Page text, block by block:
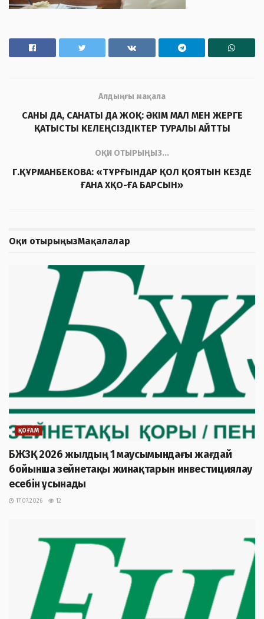
Алдыңғы мақала
САНЫ ДА, САНАТЫ ДА ЖОҚ: ӘКІМ МАЛ МЕН ЖЕРГЕ
ҚАТЫСТЫ КЕЛЕҢСІЗДІКТЕР ТУРАЛЫ АЙТТЫ
ОҚИ ОТЫРЫҢЫЗ...
Г.ҚҰРМАНБЕКОВА: «ТҰРҒЫНДАР ҚОЛ ҚОЯТЫН КЕЗДЕ
ҒАНА ХҚО-ҒА БАРСЫН»
Оқи отырыңызМақалалар
ҚОҒАМ
БЖЗҚ 2026 жылдың 1 маусымындағы жағдай
бойынша зейнетақы жинақтарын инвестициялау
есебін ұсынады
17.07.2026 12